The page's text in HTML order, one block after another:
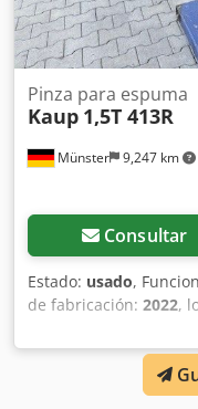
Münster 9,247 km
Pinza para espuma
Kaup 1,5T 413R
Consultar
Estado: usado,
de fabricación: 2022,
,
apertura:1,900 mm,
750 Clase ISO: ISO
Szlwskorf Estado: